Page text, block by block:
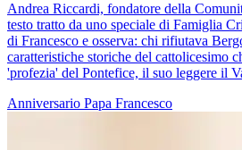
Andrea Riccardi, fondatore della
testo tratto da uno speciale di Famiglia
di Francesco e osserva: chi rifiutava
caratteristiche storiche del cattolicesimo
'profezia' del Pontefice, il suo leggere il
Anniversario Papa Francesco